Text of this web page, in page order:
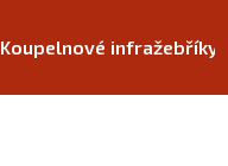
Koupelnové infražebříky